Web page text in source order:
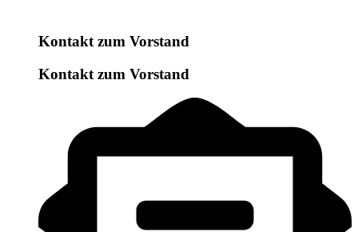
Kontakt zum Vorstand
Kontakt zum Vorstand